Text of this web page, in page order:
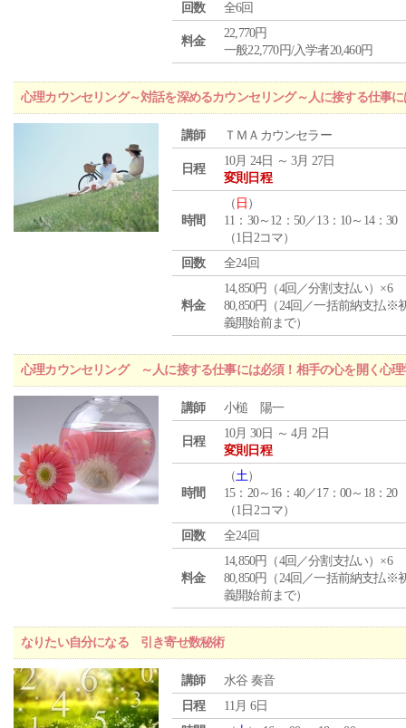
回数
全6回
料金
22,770円
一般22,770円/入学者20,460円
心理カウンセリング～対話を深めるカウンセリング～人に接する仕事
講師 ＴＭＡカウンセラー
日程
10月 24日 ～ 3月 27日
変則日程
時間
（ 日 ）
11：30～12：50／13：10～14：30
（1日2コマ）
回数
全24回
料金
14,850円（4回／分割支払い）×6
80,850円（24回／一括前納支払※
義開始前まで）
心理カウンセリング ～人に接する仕事には必須！相手の心を開く心理
講師 小槌 陽一
日程
10月 30日 ～ 4月 2日
変則日程
時間
（土）
15：20～16：40／17：00～18：20
（1日2コマ）
回数
全24回
料金
14,850円（4回／分割支払い）×6
80,850円（24回／一括前納支払※
義開始前まで）
なりたい自分になる 引き寄せ数秘術
講師
水谷 奏音
日程
11月 6日